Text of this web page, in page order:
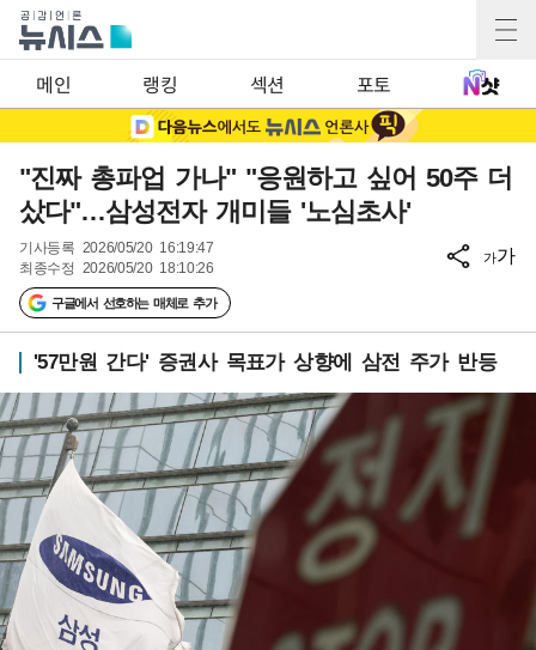
메인 랭킹 섹션 포토
"진짜 총파업 가나" "응원하고 싶어 50주 더
샀다"…삼성전자 개미들 '노심초사'
기사등록 2026/05/20 16:19:47
최종수정 2026/05/20 18:10:26
구글에서 선호하는 매체로 추가
가가
'57만원 간다' 증권사 목표가 상향에 삼전 주가 반등